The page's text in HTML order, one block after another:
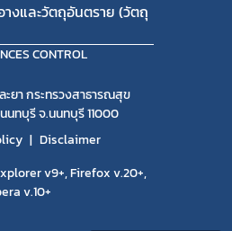
งและวัตถุอันตราย (วัตถุ
CONTROL
ยา กระทรวงสาธารณสุข
นทบุรี จ.นนทบุรี 11000
Disclaimer
v9+, Firefox v.20+,
v.10+